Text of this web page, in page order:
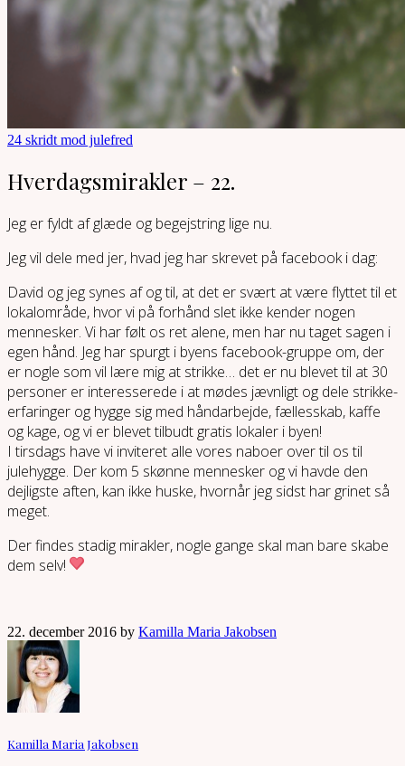
24 skridt mod julefred
Hverdagsmirakler – 22.
Jeg er fyldt af glæde og begejstring lige nu.
Jeg vil dele med jer, hvad jeg har skrevet på facebook i dag:
David og jeg synes af og til, at det er svært at være flyttet til et
lokalområde, hvor vi på forhånd slet ikke kender nogen
mennesker. Vi har følt os ret alene, men har nu taget sagen i
egen hånd. Jeg har spurgt i byens facebook-gruppe om, der
er nogle som vil lære mig at strikke… det er nu blevet til at 30
personer er interesserede i at mødes jævnligt og dele strikke-
erfaringer og hygge sig med håndarbejde, fællesskab, kaffe
og kage, og vi er blevet tilbudt gratis lokaler i byen!
I tirsdags have vi inviteret alle vores naboer over til os til
julehygge. Der kom 5 skønne mennesker og vi havde den
dejligste aften, kan ikke huske, hvornår jeg sidst har grinet så
meget.
Der findes stadig mirakler, nogle gange skal man bare skabe
dem selv!
22. december 2016 by Kamilla Maria Jakobsen
Kamilla Maria Jakobsen